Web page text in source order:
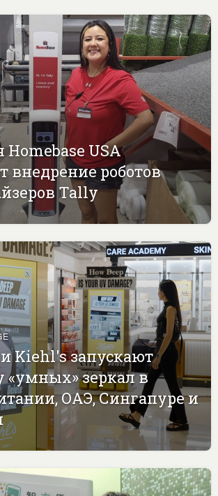
USA
внедрение роботов
Tally
и Kiehl's запускают
«умных» зеркал в
ОАЭ, Сингапуре и